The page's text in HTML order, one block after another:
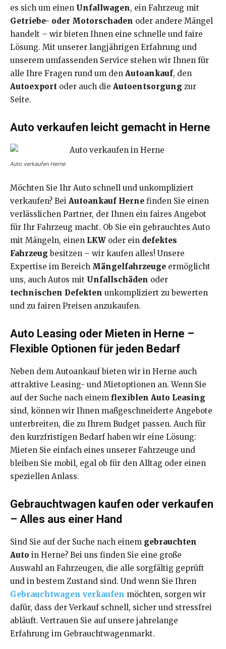
es sich um einen Unfallwagen, ein Fahrzeug mit
Getriebe- oder Motorschaden oder andere Mängel
handelt – wir bieten Ihnen eine schnelle und faire
Lösung. Mit unserer langjährigen Erfahrung und
unserem umfassenden Service stehen wir Ihnen für
alle Ihre Fragen rund um den Autoankauf, den
Autoexport oder auch die Autoentsorgung zur
Seite.
Auto verkaufen leicht gemacht in Herne
Auto verkaufen Herne
Möchten Sie Ihr Auto schnell und unkompliziert
verkaufen? Bei Autoankauf Herne finden Sie einen
verlässlichen Partner, der Ihnen ein faires Angebot
für Ihr Fahrzeug macht. Ob Sie ein gebrauchtes Auto
mit Mängeln, einen LKW oder ein defektes
Fahrzeug besitzen – wir kaufen alles! Unsere
Expertise im Bereich Mängelfahrzeuge ermöglicht
uns, auch Autos mit Unfallschäden oder
technischen Defekten unkompliziert zu bewerten
und zu fairen Preisen anzukaufen.
Auto Leasing oder Mieten in Herne –
Flexible Optionen für jeden Bedarf
Neben dem Autoankauf bieten wir in Herne auch
attraktive Leasing- und Mietoptionen an. Wenn Sie
auf der Suche nach einem flexiblen Auto Leasing
sind, können wir Ihnen maßgeschneiderte Angebote
unterbreiten, die zu Ihrem Budget passen. Auch für
den kurzfristigen Bedarf haben wir eine Lösung:
Mieten Sie einfach eines unserer Fahrzeuge und
bleiben Sie mobil, egal ob für den Alltag oder einen
speziellen Anlass.
Gebrauchtwagen kaufen oder verkaufen
– Alles aus einer Hand
Sind Sie auf der Suche nach einem gebrauchten
Auto in Herne? Bei uns finden Sie eine große
Auswahl an Fahrzeugen, die alle sorgfältig geprüft
und in bestem Zustand sind. Und wenn Sie Ihren
Gebrauchtwagen verkaufen möchten, sorgen wir
dafür, dass der Verkauf schnell, sicher und stressfrei
abläuft. Vertrauen Sie auf unsere jahrelange
Erfahrung im Gebrauchtwagenmarkt.